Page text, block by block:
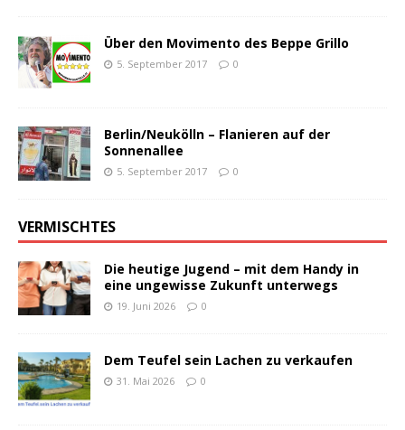
Über den Movimento des Beppe Grillo
5. September 2017 0
Berlin/Neukölln – Flanieren auf der
Sonnenallee
5. September 2017 0
VERMISCHTES
Die heutige Jugend – mit dem Handy in
eine ungewisse Zukunft unterwegs
19. Juni 2026 0
Dem Teufel sein Lachen zu verkaufen
31. Mai 2026 0